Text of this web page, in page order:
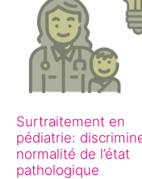
Surtraitement en
pédiatrie:
normalité de l’état
pathologique